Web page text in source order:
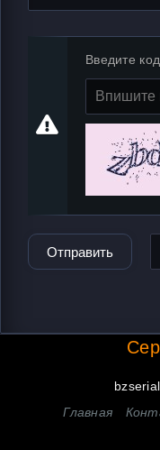
Введите
Отправить
Главная